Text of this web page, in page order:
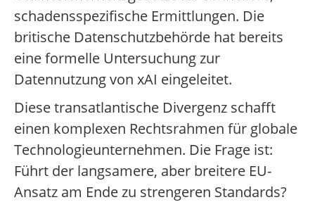
schadensspezifische Ermittlungen. Die
britische Datenschutzbehörde hat bereits
eine formelle Untersuchung zur
Datennutzung von xAI eingeleitet.
Diese transatlantische Divergenz schafft
einen komplexen Rechtsrahmen für globale
Technologieunternehmen. Die Frage ist:
Führt der langsamere, aber breitere EU-
Ansatz am Ende zu strengeren Standards?